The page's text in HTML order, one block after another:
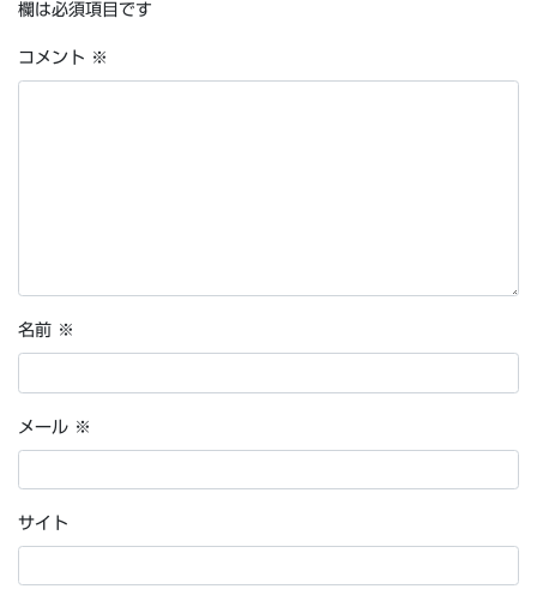
欄は必須項目です
コメント ※
名前 ※
メール ※
サイト